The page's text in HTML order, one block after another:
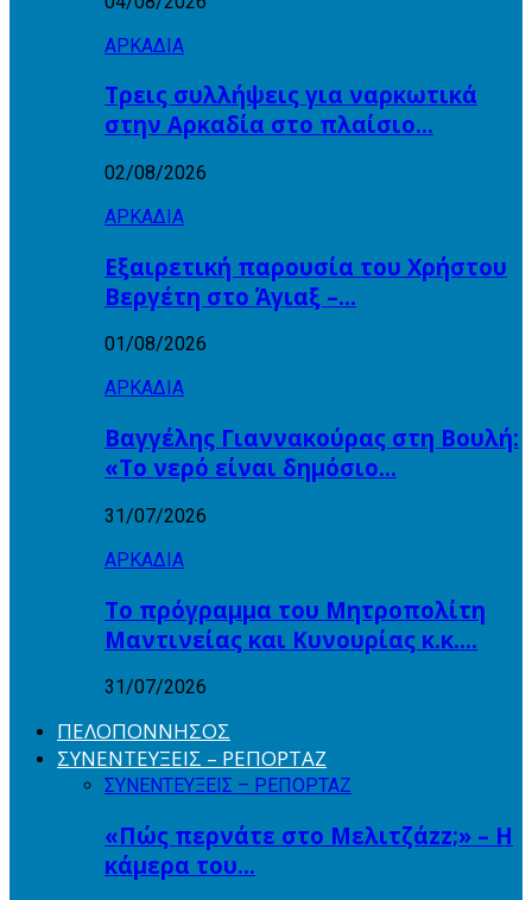
ΑΡΚΑΔΙΑ
Τρεις συλλήψεις για ναρκωτικά
στην Αρκαδία στο πλαίσιο…
02/08/2026
ΑΡΚΑΔΙΑ
Εξαιρετική παρουσία του Χρήστου
Βεργέτη στο Άγιαξ –…
01/08/2026
ΑΡΚΑΔΙΑ
Βαγγέλης Γιαννακούρας στη Βουλή:
«Το νερό είναι δημόσιο…
31/07/2026
ΑΡΚΑΔΙΑ
Το πρόγραμμα του Μητροπολίτη
Μαντινείας και Κυνουρίας κ.κ….
31/07/2026
ΠΕΛΟΠΟΝΝΗΣΟΣ
ΣΥΝΕΝΤΕΥΞΕΙΣ – ΡΕΠΟΡΤΑΖ
ΣΥΝΕΝΤΕΥΞΕΙΣ – ΡΕΠΟΡΤΑΖ
«Πώς περνάτε στο Μελιτζάzz;» – Η
κάμερα του…